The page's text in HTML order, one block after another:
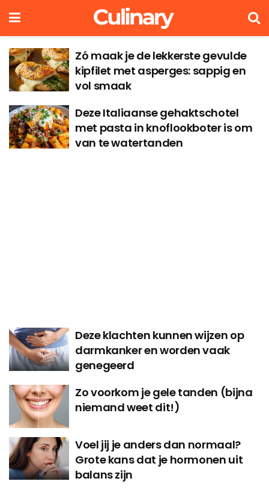
Zó maak je de lekkerste gevulde
kipfilet met asperges: sappig en
vol smaak
Deze Italiaanse gehaktschotel
met pasta in knoflookboter is om
van te watertanden
Deze klachten kunnen wijzen op
darmkanker en worden vaak
genegeerd
Zo voorkom je gele tanden (bijna
niemand weet dit!)
Voel jij je anders dan normaal?
Grote kans dat je hormonen uit
balans zijn